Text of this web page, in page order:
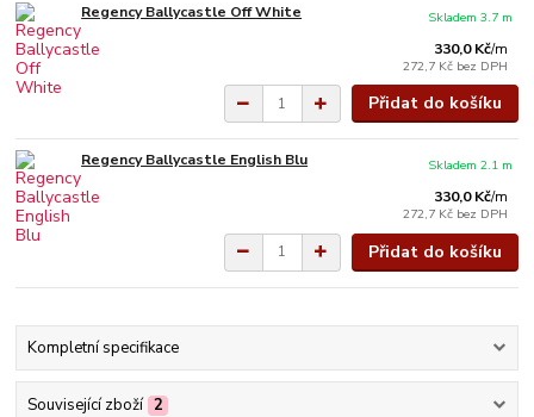
Regency Ballycastle Off White
330,0 Kč/m
272,7 Kč bez DPH
Skladem 3.7 m
Přidat do košíku
Regency Ballycastle English Blu
330,0 Kč/m
272,7 Kč bez DPH
Skladem 2.1 m
Přidat do košíku
Kompletní specifikace
Související zboží 2